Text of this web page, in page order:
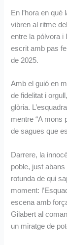
En l’hora en
vibren al ritme
entre la pólvora i
escrit amb pas
de 2025.
Amb el guió en
de fidelitat i
glòria.
mentre “A mons
de sagues que
Darrere, la
poble, just
rotunda de qui
moment:
escena amb
Gilabert al
un miratge de